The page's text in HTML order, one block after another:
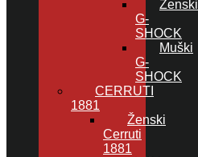
Ženski
G-
SHOCK
Muški
G-
SHOCK
CERRUTI
1881
Ženski
Cerruti
1881